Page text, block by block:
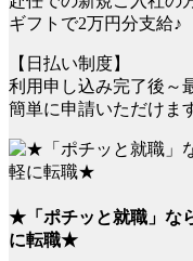
ギフトで2万円分支給♪
【日払い制度】
利用申し込み完了後～
簡単に申請いただけま
★「ポチッと就職」な
に転職★